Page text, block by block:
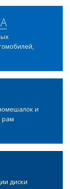
и
рам
диски